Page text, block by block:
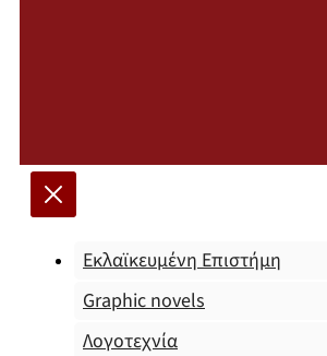
Εκλαϊκευμένη Επιστήμη
Graphic novels
Λογοτεχνία